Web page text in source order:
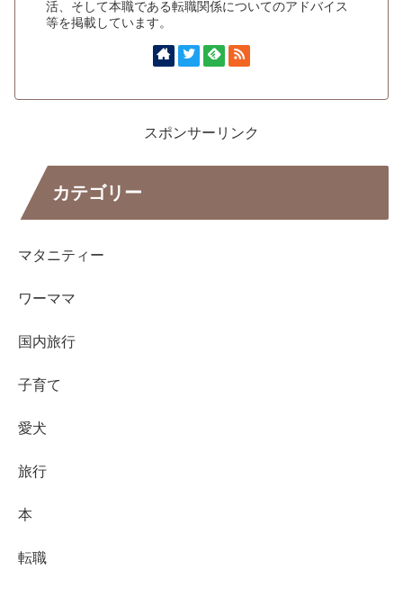
活、そして本職である転職関係についてのアドバイス
等を掲載しています。
スポンサーリンク
カテゴリー
マタニティー
ワーママ
国内旅行
子育て
愛犬
旅行
本
転職